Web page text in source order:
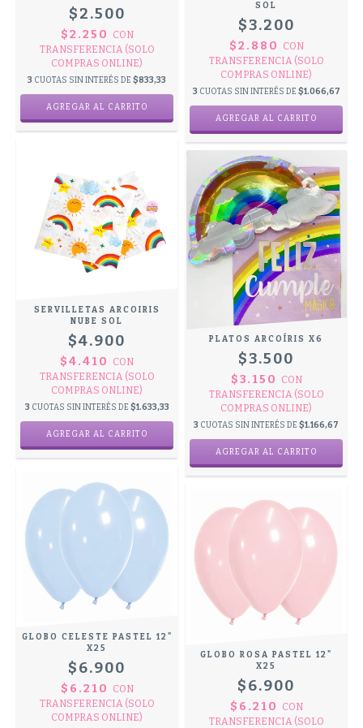
$2.500
$2.250
CON
TRANSFERENCIA (SOLO
COMPRAS ONLINE)
3 CUOTAS SIN INTERÉS DE $833,33
SOL
$3.200
$2.880
CON
TRANSFERENCIA (SOLO
COMPRAS ONLINE)
3 CUOTAS SIN INTERÉS DE $1.066,67
SERVILLETAS ARCOIRIS
NUBE SOL
$4.900
$4.410
CON
TRANSFERENCIA (SOLO
COMPRAS ONLINE)
3 CUOTAS SIN INTERÉS DE $1.633,33
PLATOS ARCOÍRIS X6
$3.500
$3.150
CON
TRANSFERENCIA (SOLO
COMPRAS ONLINE)
3 CUOTAS SIN INTERÉS DE $1.166,67
GLOBO CELESTE PASTEL 12"
X25
$6.900
$6.210
CON
TRANSFERENCIA (SOLO
COMPRAS ONLINE)
GLOBO ROSA PASTEL 12"
X25
$6.900
$6.210
CON
TRANSFERENCIA (SOLO